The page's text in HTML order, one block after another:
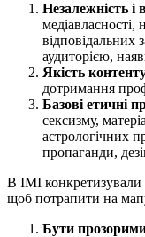
Незалежність і
медіавласності,
відповідальних
аудиторією,
Якість
дотримання
Базові етичні
сексизму,
астрологічних
пропаганди,
В ІМІ конкретизували
щоб потрапити на
Бути